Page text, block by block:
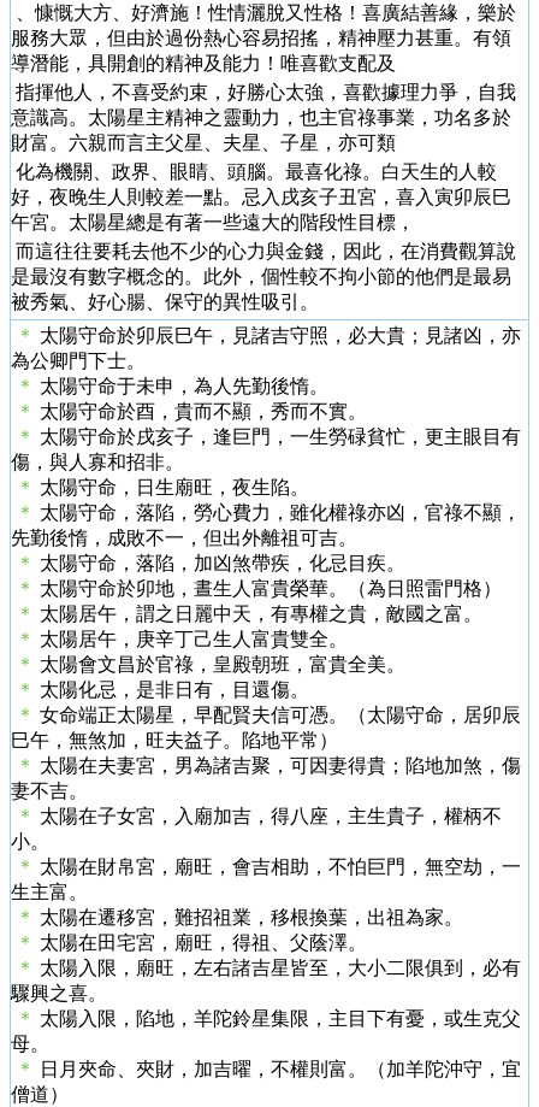
、慷慨大方、好濟施！性情灑脫又性格！喜廣結善緣，樂於
服務大眾，但由於過份熱心容易招搖，精神壓力甚重。有領
導潛能，具開創的精神及能力！唯喜歡支配及
指揮他人，不喜受約束，好勝心太強，喜歡據理力爭，自我
意識高。太陽星主精神之靈動力，也主官祿事業，功名多於
財富。六親而言主父星、夫星、子星，亦可類
化為機關、政界、眼睛、頭腦。最喜化祿。白天生的人較
好，夜晚生人則較差一點。忌入戌亥子丑宮，喜入寅卯辰巳
午宮。太陽星總是有著一些遠大的階段性目標，
而這往往要耗去他不少的心力與金錢，因此，在消費觀算說
是最沒有數字概念的。此外，個性較不拘小節的他們是最易
被秀氣、好心腸、保守的異性吸引。
＊ 太陽守命於卯辰巳午，見諸吉守照，必大貴；見諸凶，亦
為公卿門下士。
＊ 太陽守命于未申，為人先勤後惰。
＊ 太陽守命於酉，貴而不顯，秀而不實。
＊ 太陽守命於戌亥子，逢巨門，一生勞碌貧忙，更主眼目有
傷，與人寡和招非。
＊ 太陽守命，日生廟旺，夜生陷。
＊ 太陽守命，落陷，勞心費力，雖化權祿亦凶，官祿不顯，
先勤後惰，成敗不一，但出外離祖可吉。
＊ 太陽守命，落陷，加凶煞帶疾，化忌目疾。
＊ 太陽守命於卯地，晝生人富貴榮華。（為日照雷門格）
＊ 太陽居午，謂之日麗中天，有專權之貴，敵國之富。
＊ 太陽居午，庚辛丁己生人富貴雙全。
＊ 太陽會文昌於官祿，皇殿朝班，富貴全美。
＊ 太陽化忌，是非日有，目還傷。
＊ 女命端正太陽星，早配賢夫信可憑。（太陽守命，居卯辰
巳午，無煞加，旺夫益子。陷地平常）
＊ 太陽在夫妻宮，男為諸吉聚，可因妻得貴；陷地加煞，傷
妻不吉。
＊ 太陽在子女宮，入廟加吉，得八座，主生貴子，權柄不
小。
＊ 太陽在財帛宮，廟旺，會吉相助，不怕巨門，無空劫，一
生主富。
＊ 太陽在遷移宮，難招祖業，移根換葉，出祖為家。
＊ 太陽在田宅宮，廟旺，得祖、父蔭澤。
＊ 太陽入限，廟旺，左右諸吉星皆至，大小二限俱到，必有
驟興之喜。
＊ 太陽入限，陷地，羊陀鈴星集限，主目下有憂，或生克父
母。
＊
日月夾命、夾財，加吉曜，不權則富。（加羊陀沖守，宜
僧道）